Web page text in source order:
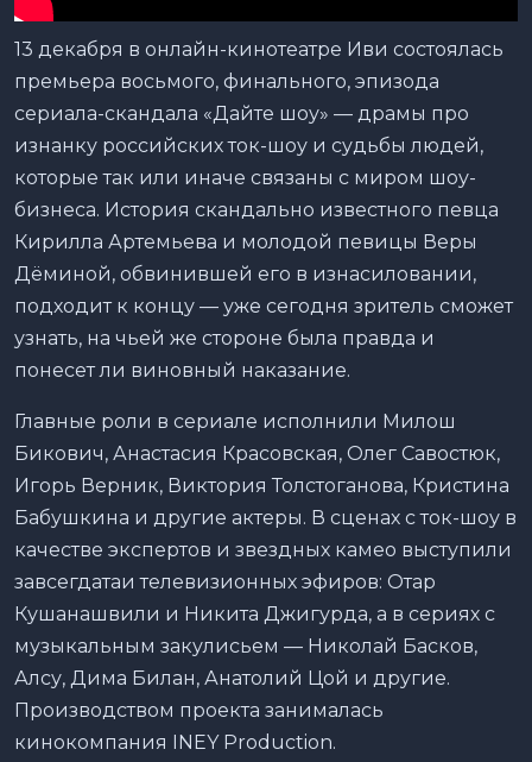
13 декабря в онлайн-кинотеатре Иви состоялась
премьера восьмого, финального, эпизода
сериала-скандала «Дайте шоу» — драмы про
изнанку российских ток-шоу и судьбы людей,
которые так или иначе связаны с миром шоу-
бизнеса. История скандально известного певца
Кирилла Артемьева и молодой певицы Веры
Дёминой, обвинившей его в изнасиловании,
подходит к концу — уже сегодня зритель сможет
узнать, на чьей же стороне была правда и
понесет ли виновный наказание.
Главные роли в сериале исполнили Милош
Бикович, Анастасия Красовская, Олег Савостюк,
Игорь Верник, Виктория Толстоганова, Кристина
Бабушкина и другие актеры. В сценах с ток-шоу в
качестве экспертов и звездных камео выступили
завсегдатаи телевизионных эфиров: Отар
Кушанашвили и Никита Джигурда, а в сериях с
музыкальным закулисьем — Николай Басков,
Алсу, Дима Билан, Анатолий Цой и другие.
Производством проекта занималась
кинокомпания INEY Production.